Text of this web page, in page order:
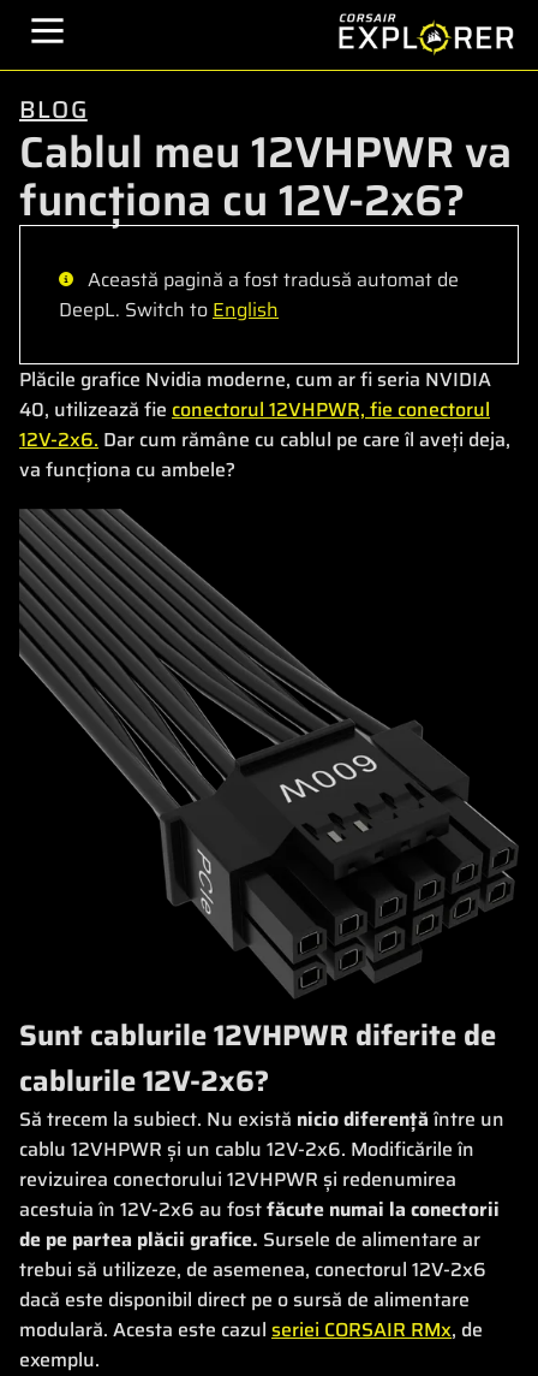
BLOG
Cablul meu 12VHPWR va
funcționa cu 12V-2x6?
Această pagină a fost tradusă automat de
DeepL. Switch toEnglish
Plăcile grafice Nvidia moderne, cum ar fi seria NVIDIA
40, utilizează fie conectorul 12VHPWR, fie conectorul
12V-2x6. Dar cum rămâne cu cablul pe care îl aveți deja,
va funcționa cu ambele?
Sunt cablurile 12VHPWR diferite de
cablurile 12V-2x6?
Să trecem la subiect. Nu există nicio diferență între un
cablu 12VHPWR și un cablu 12V-2x6. Modificările în
revizuirea conectorului 12VHPWR și redenumirea
acestuia în 12V-2x6 au fostfăcute numai la conectorii
de pe partea plăcii grafice. Sursele de alimentare ar
trebui să utilizeze, de asemenea, conectorul 12V-2x6
dacă este disponibil direct pe o sursă de alimentare
modulară. Acesta este cazul seriei CORSAIR RMx, de
exemplu.